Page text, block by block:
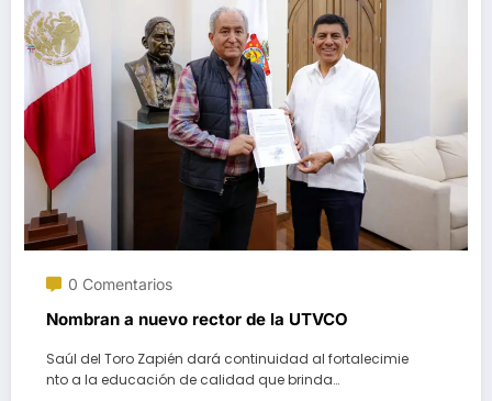
0 Comentarios
Nombran a nuevo rector de la UTVCO
Saúl del Toro Zapién dará continuidad al fortalecimie
nto a la educación de calidad que brinda…